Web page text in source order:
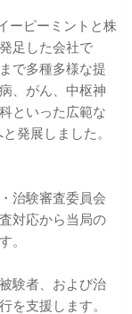
ーピーミントと株
足した会社で
で多種多様な提
、がん、中枢神
といった広範な
発展しました。
治験審査委員会
対応から当局の
。
験者、および治
を支援します。